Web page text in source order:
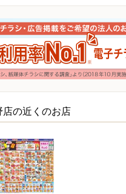
の近くのお店